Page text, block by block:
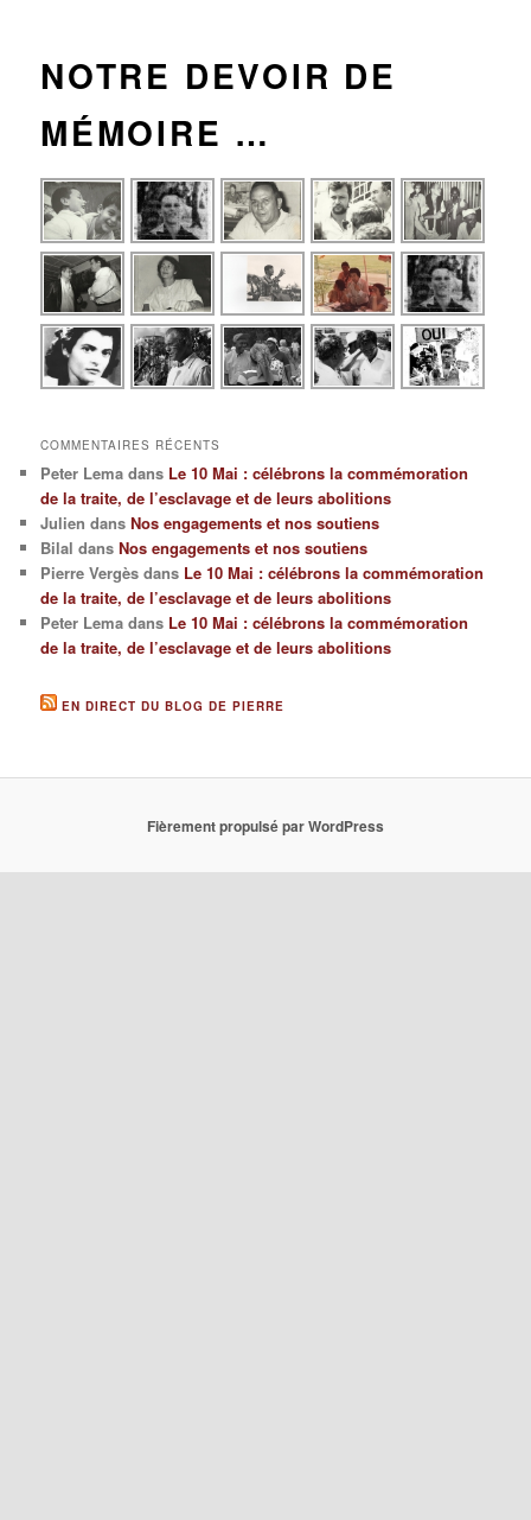
NOTRE DEVOIR DE
MÉMOIRE …
COMMENTAIRES RÉCENTS
Peter Lema dans Le 10 Mai : célébrons la commémoration
de la traite, de l’esclavage et de leurs abolitions
Julien dansNos engagements et nos soutiens
Bilal dansNos engagements et nos soutiens
Pierre Vergès dans Le 10 Mai : célébrons la commémoration
de la traite, de l’esclavage et de leurs abolitions
Peter Lema dans Le 10 Mai : célébrons la commémoration
de la traite, de l’esclavage et de leurs abolitions
EN DIRECT DU BLOG DE PIERRE
Fièrement propulsé par WordPress